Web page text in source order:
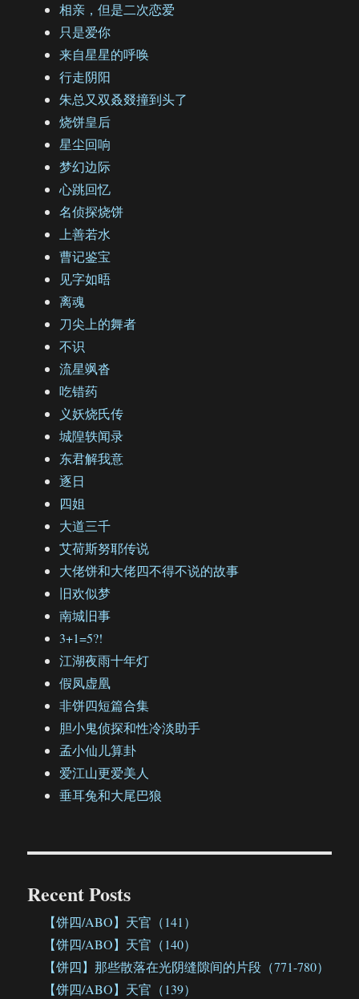
相亲，但是二次恋爱
只是爱你
来自星星的呼唤
行走阴阳
朱总又双叒叕撞到头了
烧饼皇后
星尘回响
梦幻边际
心跳回忆
名侦探烧饼
上善若水
曹记鉴宝
见字如晤
离魂
刀尖上的舞者
不识
流星飒沓
吃错药
义妖烧氏传
城隍轶闻录
东君解我意
逐日
四姐
大道三千
艾荷斯努耶传说
大佬饼和大佬四不得不说的故事
旧欢似梦
南城旧事
3+1=5?!
江湖夜雨十年灯
假凤虚凰
非饼四短篇合集
胆小鬼侦探和性冷淡助手
孟小仙儿算卦
爱江山更爱美人
垂耳兔和大尾巴狼
Recent Posts
【饼四/ABO】天官（141）
【饼四/ABO】天官（140）
【饼四】那些散落在光阴缝隙间的片段（771-780）
【饼四/ABO】天官（139）